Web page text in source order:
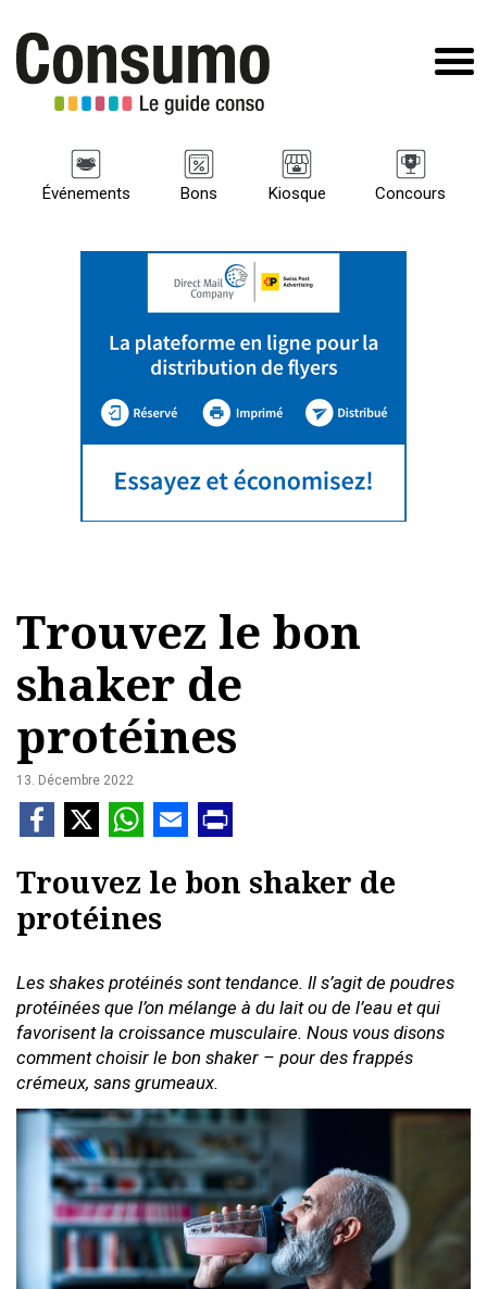
Événements Bons Kiosque Concours
Trouvez le bon
shaker de
protéines
13. Décembre 2022
Trouvez le bon shaker de
protéines
Les shakes protéinés sont tendance. Il s’agit de poudres
protéinées que l’on mélange à du lait ou de l’eau et qui
favorisent la croissance musculaire. Nous vous disons
comment choisir le bon shaker – pour des frappés
crémeux, sans grumeaux.